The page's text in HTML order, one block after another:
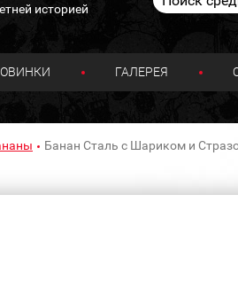
историей
ГАЛЕРЕЯ
Банан Сталь с Шариком и